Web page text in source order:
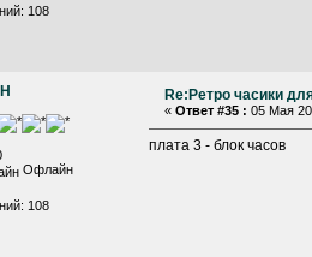
108
Офлайн
108
Re:Ретро часики
« Ответ #35 : 05 Мая
плата 3 - блок часов